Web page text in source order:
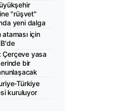
"rüşvet"
yeni dalga
için
Çerçeve yasa
bir
Türkiye
kuruluyor